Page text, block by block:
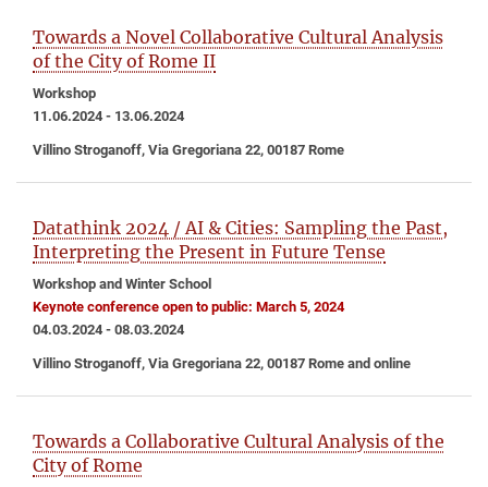
Towards a Novel Collaborative Cultural Analysis
of the City of Rome II
Workshop
11.06.2024 - 13.06.2024
Villino Stroganoff, Via Gregoriana 22, 00187 Rome
Datathink 2024 / AI & Cities: Sampling the Past,
Interpreting the Present in Future Tense
Workshop and Winter School
Keynote conference open to public: March 5, 2024
04.03.2024 - 08.03.2024
Villino Stroganoff, Via Gregoriana 22, 00187 Rome and online
Towards a Collaborative Cultural Analysis of the
City of Rome